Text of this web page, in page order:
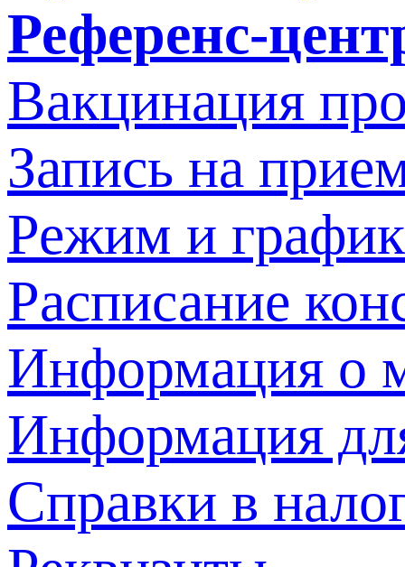
Референс-
Вакцинация
Запись на
Режим и
Расписание
Информация о
Информация
Справки в